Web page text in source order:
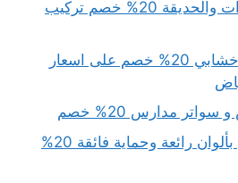
مظلات جدارية للسيارات والحديقة 20% خصم تركيب
سواتر شرائح المنيوم خشابي 20% خصم على اسعار
مدارس 20% خصم
مظلات بوثلين الرياض بألوان رائعة وحماية فائقة 20%